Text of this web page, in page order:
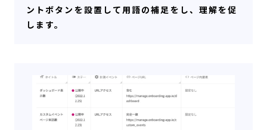
ントボタンを設置して用語の補足をし、理解を促
します。